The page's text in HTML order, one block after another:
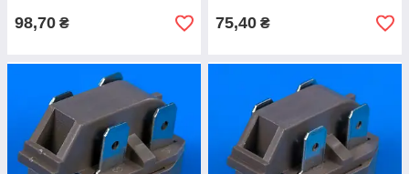
98,70 ₴ 75,40 ₴